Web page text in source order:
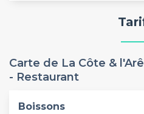
Carte de La Côte &
- Restaurant
Boissons